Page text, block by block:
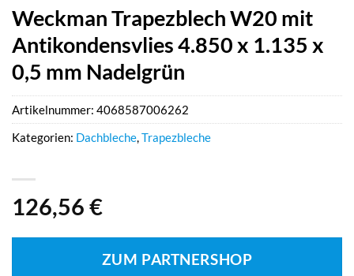
Weckman Trapezblech W20 mit
Antikondensvlies 4.850 x 1.135 x
0,5 mm Nadelgrün
126,56 €
ZUM PARTNERSHOP
Artikelnummer: 4068587006262
Kategorien: Dachbleche,Trapezbleche